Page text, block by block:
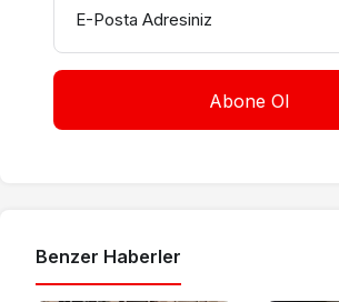
E-Posta Adresiniz
Benzer Haberler